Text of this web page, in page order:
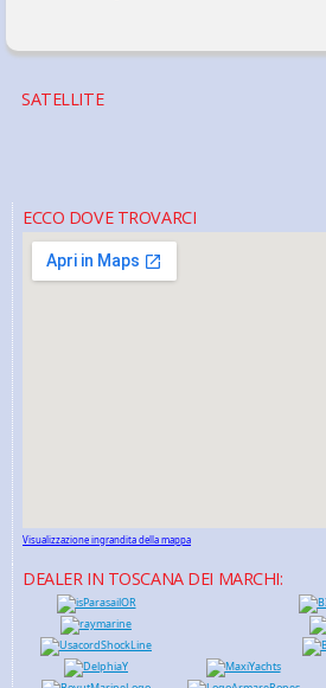
SATELLITE
ECCO DOVE TROVARCI
Visualizzazione ingrandita della mappa
DEALER IN TOSCANA DEI MARCHI: